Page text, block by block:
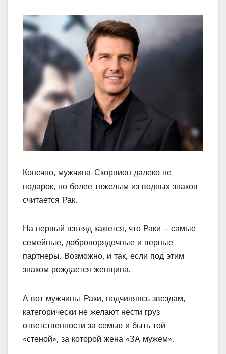
Конечно, мужчина-Скорпион далеко не
подарок, но более тяжелым из водных знаков
считается Рак.
На первый взгляд кажется, что Раки – самые
семейные, добропорядочные и верные
партнеры. Возможно, и так, если под этим
знаком рождается женщина.
А вот мужчины-Раки, подчиняясь звездам,
категорически не желают нести груз
ответственности за семью и быть той
«стеной», за которой жена «ЗА мужем».